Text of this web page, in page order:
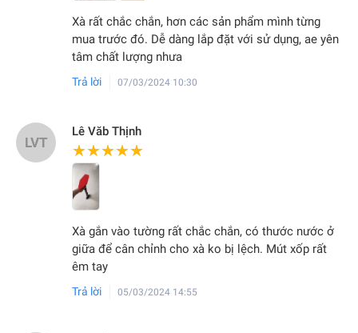
Xà rất chắc chắn, hơn các sản phẩm mình từng
mua trước đó. Dễ dàng lắp đặt với sử dụng, ae yên
tâm chất lượng nhưa
Trả lời 07/03/2024 10:30
LVT
Lê Văb Thịnh
★★★★★
★★★★★
Xà gắn vào tường rất chắc chắn, có thước nước ở
giữa để cân chỉnh cho xà ko bị lệch. Mút xốp rất
êm tay
Trả lời 05/03/2024 14:55